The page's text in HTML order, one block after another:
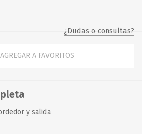
¿Dudas o consultas?
AGREGAR A FAVORITOS
y salida